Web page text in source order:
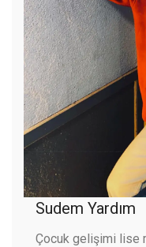
Sudem Yardım
Çocuk gelişimi lise